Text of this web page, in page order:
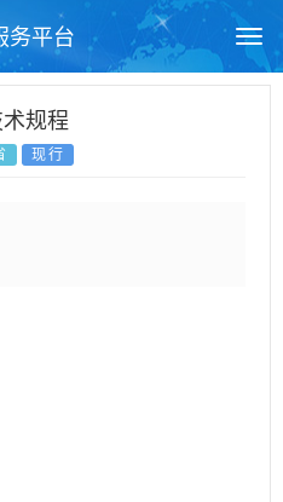
务平台
告查询
规程
现行